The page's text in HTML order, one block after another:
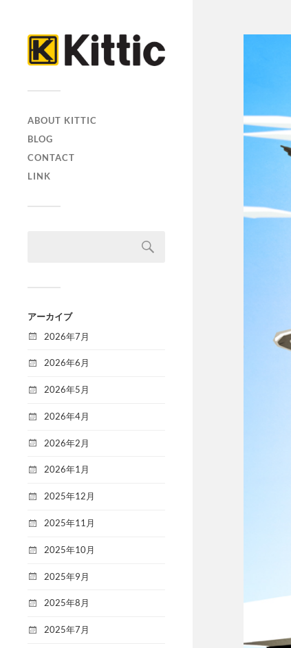
ABOUT KITTIC
BLOG
CONTACT
LINK
アーカイブ
2026年7月
2026年6月
2026年5月
2026年4月
2026年2月
2026年1月
2025年12月
2025年11月
2025年10月
2025年9月
2025年8月
2025年7月